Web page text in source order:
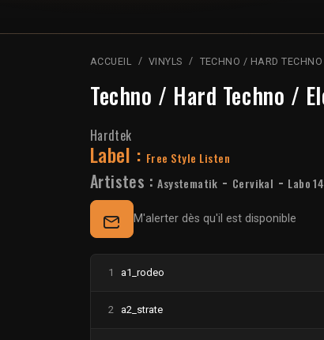
ACCUEIL VINYLS TECHNO / HARD TECHNO
Techno / Hard Techno /
Hardtek
Label : Free Style Listen
Artistes :Asystematik - Cervikal - Labo 14
M'alerter dès qu'il est disponible
1 a1_rodeo
2 a2_strate